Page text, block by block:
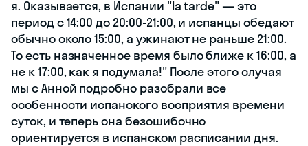
я. Оказывается, в Испании "la tarde" — это
период с 14:00 до 20:00-21:00, и испанцы обедают
обычно около 15:00, а ужинают не раньше 21:00.
То есть назначенное время было ближе к 16:00, а
не к 17:00, как я подумала!" После этого случая
мы с Анной подробно разобрали все
особенности испанского восприятия времени
суток, и теперь она безошибочно
ориентируется в испанском расписании дня.